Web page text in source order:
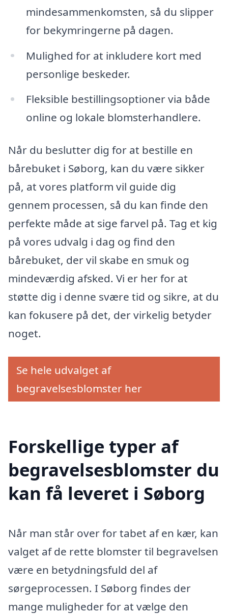
mindesammenkomsten, så du slipper
for bekymringerne på dagen.
Mulighed for at inkludere kort med
personlige beskeder.
Fleksible bestillingsoptioner via både
online og lokale blomsterhandlere.
Når du beslutter dig for at bestille en
bårebuket i Søborg, kan du være sikker
på, at vores platform vil guide dig
gennem processen, så du kan finde den
perfekte måde at sige farvel på. Tag et kig
på vores udvalg i dag og find den
bårebuket, der vil skabe en smuk og
mindeværdig afsked. Vi er her for at
støtte dig i denne svære tid og sikre, at du
kan fokusere på det, der virkelig betyder
noget.
Se hele udvalget af
begravelsesblomster her
Forskellige typer af
begravelsesblomster du
kan få leveret i Søborg
Når man står over for tabet af en kær, kan
valget af de rette blomster til begravelsen
være en betydningsfuld del af
sørgeprocessen. I Søborg findes der
mange muligheder for at vælge den